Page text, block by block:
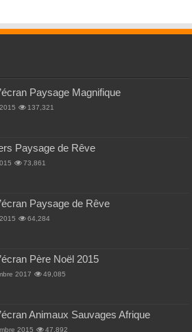
Paysage Magnifique
137,321
Paysage de Rêve
73,861
Paysage de Rêve
64,284
Père Noël 2015
2017 49,085
Animaux Sauvages Afrique
2015 47,892